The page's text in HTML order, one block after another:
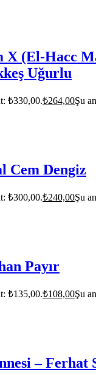
X (El-Hacc
Uğurlu
₺330,00.₺264,00Şu
Cem Dengiz
₺300,00.₺240,00Şu
Payır
₺135,00.₺108,00Şu
– Ferhat